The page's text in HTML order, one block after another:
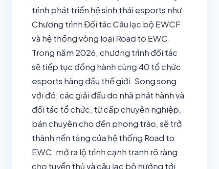
trình phát triển hệ sinh thái esports như
Chương trình Đối tác Câu lạc bộ EWCF
và hệ thống vòng loại Road to EWC.
Trong năm 2026, chương trình đối tác
sẽ tiếp tục đồng hành cùng 40 tổ chức
esports hàng đầu thế giới. Song song
với đó, các giải đấu do nhà phát hành và
đối tác tổ chức, từ cấp chuyên nghiệp,
bán chuyên cho đến phong trào, sẽ trở
thành nền tảng của hệ thống Road to
EWC, mở ra lộ trình cạnh tranh rõ ràng
cho tuyển thủ và câu lạc bộ hướng tới